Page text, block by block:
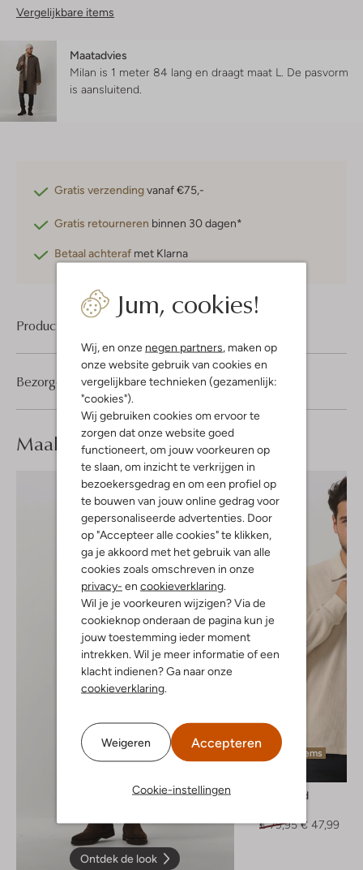
Jum, cookies!
Wij, en onze negen partners, maken op
onze website gebruik van cookies en
vergelijkbare technieken (gezamenlijk:
"cookies").
Wij gebruiken cookies om ervoor te
zorgen dat onze website goed
functioneert, om jouw voorkeuren op
te slaan, om inzicht te verkrijgen in
bezoekersgedrag en om een profiel op
te bouwen van jouw online gedrag voor
gepersonaliseerde advertenties. Door
op "Accepteer alle cookies" te klikken,
ga je akkoord met het gebruik van alle
cookies zoals omschreven in onze
privacy- en cookieverklaring.
Wil je je voorkeuren wijzigen? Via de
cookieknop onderaan de pagina kun je
jouw toestemming ieder moment
intrekken. Wil je meer informatie of een
klacht indienen? Ga naar onze
cookieverklaring.
Weigeren Accepteren
Cookie-instellingen
Vergelijkbare items
Maatadvies
Milan is 1 meter 84 lang en draagt maat L. De pasvorm
is aansluitend
Gratis verzendingvanaf €75,-
Gratis retourneren binnen 30 dagen*
Betaal achteraf met Klarna
Product informatie
Bezorgen & retourneren
Maak jelook compleet
Ontdek de look
Laatste items
Woodbird
€ 79,95 € 47,99